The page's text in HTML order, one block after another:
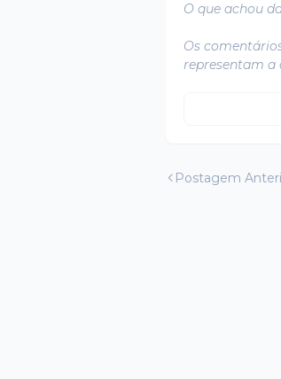
O que achou
Os
representam a
Postagem